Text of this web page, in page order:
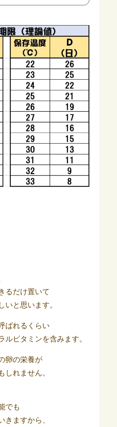
るだけ置いて
いと思います。
ばれるくらい
ルビタミンを含みます。
卵の栄養が
しれません。
でも
きますから、